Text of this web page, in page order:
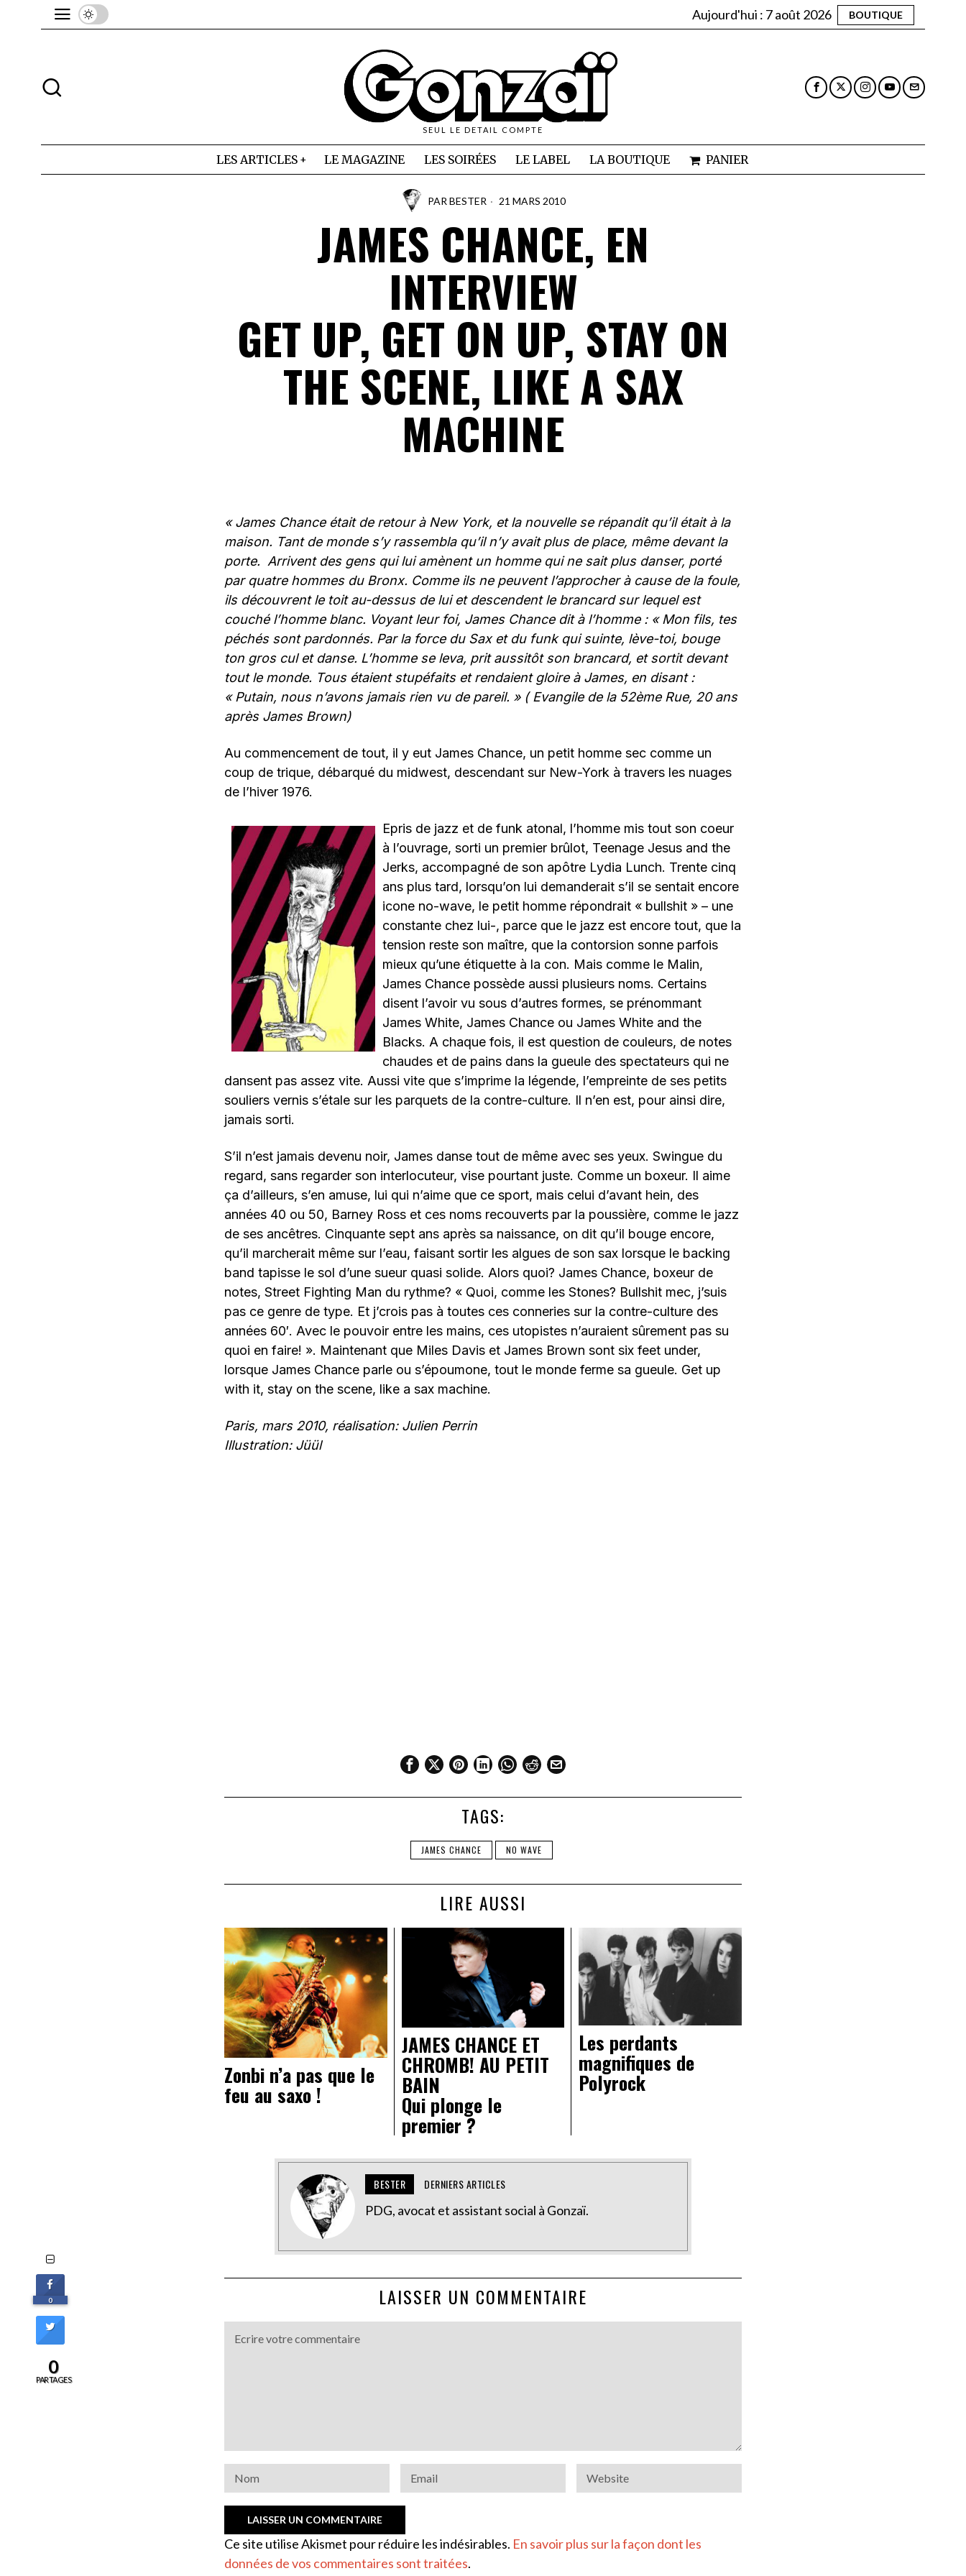
Aujourd'hui : 7 août 2026 BOUTIQUE
SEUL LE DETAIL COMPTE
LES ARTICLES LE MAGAZINE LES SOIRÉES LE LABEL LA BOUTIQUE PANIER
PAR BESTER 21 MARS 2010
JAMES CHANCE, EN
INTERVIEW
GET UP, GET ON UP, STAY ON
THE SCENE, LIKE A SAX
MACHINE
« James Chance était de retour à New York, et la nouvelle se répandit qu’il était à la
maison. Tant de monde s’y rassembla qu’il n’y avait plus de place, même devant la
porte. Arrivent des gens qui lui amènent un homme qui ne sait plus danser, porté
par quatre hommes du Bronx. Comme ils ne peuvent l’approcher à cause de la foule,
ils découvrent le toit au-dessus de lui et descendent le brancard sur lequel est
couché l’homme blanc. Voyant leur foi, James Chance dit à l’homme : « Mon fils, tes
péchés sont pardonnés. Par la force du Sax et du funk qui suinte, lève-toi, bouge
ton gros cul et danse. L’homme se leva, prit aussitôt son brancard, et sortit devant
tout le monde. Tous étaient stupéfaits et rendaient gloire à James, en disant :
« Putain, nous n’avons jamais rien vu de pareil. » ( Evangile de la 52ème Rue, 20 ans
après James Brown)
Au commencement de tout, il y eut James Chance, un petit homme sec comme un
coup de trique, débarqué du midwest, descendant sur New-York à travers les nuages
de l’hiver 1976.
Epris de jazz et de funk atonal, l’homme mis tout son coeur
à l’ouvrage, sorti un premier brûlot, Teenage Jesus and the
Jerks, accompagné de son apôtre Lydia Lunch. Trente cinq
ans plus tard, lorsqu’on lui demanderait s’il se sentait encore
icone no-wave, le petit homme répondrait « bullshit » – une
constante chez lui-, parce que le jazz est encore tout, que la
tension reste son maître, que la contorsion sonne parfois
mieux qu’une étiquette à la con. Mais comme le Malin,
James Chance possède aussi plusieurs noms. Certains
disent l’avoir vu sous d’autres formes, se prénommant
James White, James Chance ou James White and the
Blacks. A chaque fois, il est question de couleurs, de notes
chaudes et de pains dans la gueule des spectateurs qui ne
dansent pas assez vite. Aussi vite que s’imprime la légende, l’empreinte de ses petits
souliers vernis s’étale sur les parquets de la contre-culture. Il n’en est, pour ainsi dire,
jamais sorti.
S’il n’est jamais devenu noir, James danse tout de même avec ses yeux. Swingue du
regard, sans regarder son interlocuteur, vise pourtant juste. Comme un boxeur. Il aime
ça d’ailleurs, s’en amuse, lui qui n’aime que ce sport, mais celui d’avant hein, des
années 40 ou 50, Barney Ross et ces noms recouverts par la poussière, comme le jazz
de ses ancêtres. Cinquante sept ans après sa naissance, on dit qu’il bouge encore,
qu’il marcherait même sur l’eau, faisant sortir les algues de son sax lorsque le backing
band tapisse le sol d’une sueur quasi solide. Alors quoi? James Chance, boxeur de
notes, Street Fighting Man du rythme? « Quoi, comme les Stones? Bullshit mec, j’suis
pas ce genre de type. Et j’crois pas à toutes ces conneries sur la contre-culture des
années 60′. Avec le pouvoir entre les mains, ces utopistes n’auraient sûrement pas su
quoi en faire! ». Maintenant que Miles Davis et James Brown sont six feet under,
lorsque James Chance parle ou s’époumone, tout le monde ferme sa gueule. Get up
with it, stay on the scene, like a sax machine.
Paris, mars 2010, réalisation: Julien Perrin
Illustration: Jüül
TAGS:
JAMES CHANCE NO WAVE
LIRE AUSSI
Zonbi n’a pas que le
feu au saxo !
JAMES CHANCE ET
CHROMB! AU PETIT
BAIN
Qui plonge le
premier ?
Les perdants
magnifiques de
Polyrock
BESTER DERNIERS ARTICLES
PDG, avocat et assistant social à Gonzaï.
LAISSER UN COMMENTAIRE
Ce site utilise Akismet pour réduire les indésirables. En savoir plus sur la façon dont les
données de vos commentaires sont traitées.
0
0
PARTAGES